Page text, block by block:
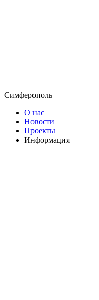
Симферополь
О нас
Новости
Проекты
Информация